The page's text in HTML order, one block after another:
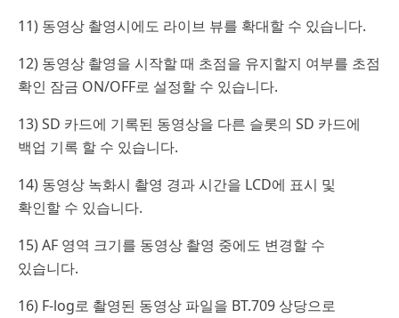
11) 동영상 촬영시에도 라이브 뷰를 확대할 수 있습니다.
12) 동영상 촬영을 시작할 때 초점을 유지할지 여부를 초점
확인 잠금 ON/OFF로 설정할 수 있습니다.
13) SD 카드에 기록된 동영상을 다른 슬롯의 SD 카드에
백업 기록 할 수 있습니다.
14) 동영상 녹화시 촬영 경과 시간을 LCD에 표시 및
확인할 수 있습니다.
15) AF 영역 크기를 동영상 촬영 중에도 변경할 수
있습니다.
16) F-log로 촬영된 동영상 파일을 BT.709 상당으로